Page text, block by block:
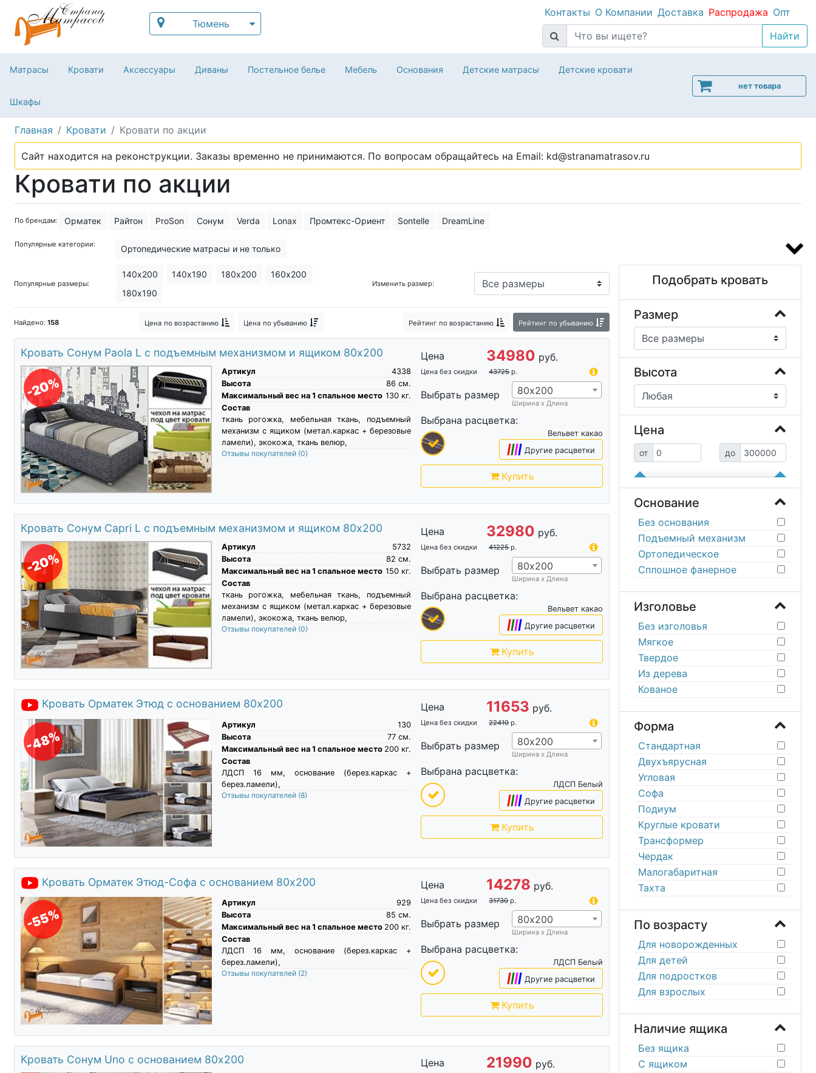
Тюмень
Контакты О Компании Доставка Распродажа Опт
Матрасы Кровати Аксессуары Диваны Постельное белье Мебель Основания Детские матрасы Детские кровати
Шкафы
нет товара
Главная Кровати Кровати по акции
Сайт находится на реконструкции. Заказы временно не принимаются. По вопросам обращайтесь на Email: kd@stranamatrasov.ru
Кровати по акции
По брендам: Орматек Райтон ProSon Сонум Verda Lonax Промтекс-Ориент Sontelle DreamLine
Популярные категории: Ортопедические матрасы и не только
Популярные размеры:
140х200 140х190 180х200
160х200
180х190
Изменить размер:
Найдено: 158 Цена по возрастанию Цена по убыванию Рейтинг по возрастанию Рейтинг по убыванию
Кровать Сонум Paola L с подъемным механизмом и ящиком 80х200
-20%
Артикул
4338
Высота
см.
86
Максимальный вес на 1 спальное место
кг.
130
Состав
ткань рогожка, мебельная ткань, подъемный
механизм с ящиком (метал.каркас + березовые
ламели), экокожа, ткань велюр,
Отзывы покупателей (0)
Цена 34980 руб.
Цена без скидки 43725 р.
Выбрать размер 80х200
Ширина х Длина
Выбрана расцветка:
Вельвет какао
|||| Другие расцветки
Купить
Кровать Сонум Capri L с подъемным механизмом и ящиком 80х200
-20%
Артикул
5732
Высота
см.
82
Максимальный вес на 1 спальное место
кг.
150
Состав
ткань рогожка, мебельная ткань, подъемный
механизм с ящиком (метал.каркас + березовые
ламели), экокожа, ткань велюр,
Отзывы покупателей (0)
Цена 32980 руб.
Цена без скидки 41225 р.
Выбрать размер 80х200
Ширина х Длина
Выбрана расцветка:
Вельвет какао
|||| Другие расцветки
Купить
Кровать Орматек Этюд с основанием 80х200
-48%
Артикул
130
Высота
см.
77
Максимальный вес на 1 спальное место
кг.
200
Состав
ЛДСП 16 мм, основание (берез.каркас +
берез.ламели),
Отзывы покупателей (8)
Цена 11653 руб.
Цена без скидки 22410 р.
Выбрать размер 80х200
Ширина х Длина
Выбрана расцветка:
ЛДСП Белый
|||| Другие расцветки
Купить
Кровать Орматек Этюд-Софа с основанием 80х200
-55%
Артикул
929
Высота
см.
85
Максимальный вес на 1 спальное место
кг.
200
Состав
ЛДСП 16 мм, основание (берез.каркас +
берез.ламели),
Отзывы покупателей (2)
Цена 14278 руб.
Цена без скидки 31730 р.
Выбрать размер 80х200
Ширина х Длина
Выбрана расцветка:
ЛДСП Белый
|||| Другие расцветки
Купить
Кровать Сонум Uno с основанием 80х200 Цена 21990 руб.
Подобрать кровать
Размер
Высота
Цена
от до
Основание
Без основания
Подъемный механизм
Ортопедическое
Сплошное фанерное
Изголовье
Без изголовья
Мягкое
Твердое
Из дерева
Кованое
Форма
Стандартная
Двухъярусная
Угловая
Софа
Подиум
Круглые кровати
Трансформер
Чердак
Малогабаритная
Тахта
По возрасту
Для новорожденных
Для детей
Для подростков
Для взрослых
Наличие ящика
Без ящика
С ящиком